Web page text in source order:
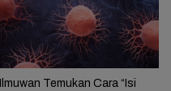
Ilmuwan Temukan Cara “Isi